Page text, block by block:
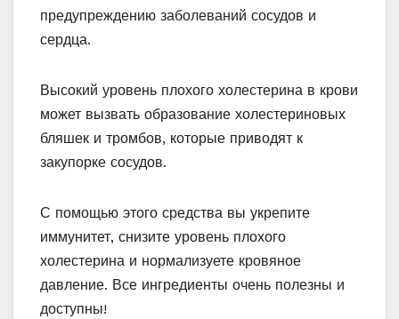
предупреждению заболеваний сосудов и
сердца.
Высокий уровень плохого холестерина в крови
может вызвать образование холестериновых
бляшек и тромбов, которые приводят к
закупорке сосудов.
С помощью этого средства вы укрепите
иммунитет, снизите уровень плохого
холестерина и нормализуете кровяное
давление. Все ингредиенты очень полезны и
доступны!